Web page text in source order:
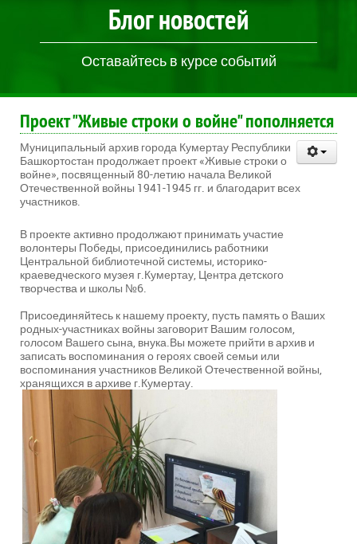
Блог новостей
Оставайтесь в курсе событий
Проект "Живые строки о войне" пополняется
Муниципальный архив города Кумертау Республики
Башкортостан продолжает проект «Живые строки о
войне», посвященный 80-летию начала Великой
Отечественной войны 1941-1945 гг. и благодарит всех
участников.
В проекте активно продолжают принимать участие
волонтеры Победы, присоединились работники
Центральной библиотечной системы, историко-
краеведческого музея г.Кумертау, Центра детского
творчества и школы №6.
Присоединяйтесь к нашему проекту, пусть память о Ваших
родных-участниках войны заговорит Вашим голосом,
голосом Вашего сына, внука.Вы можете прийти в архив и
записать воспоминания о героях своей семьи или
воспоминания участников Великой Отечественной войны,
хранящихся в архиве г.Кумертау.